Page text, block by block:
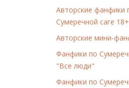
Авторские фанфики
Сумеречной саге 18+
Авторские мини-
Фанфики по
"Все люди"
Фанфики по